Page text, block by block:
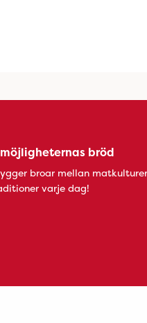
bröd
broar mellan
varje dag!